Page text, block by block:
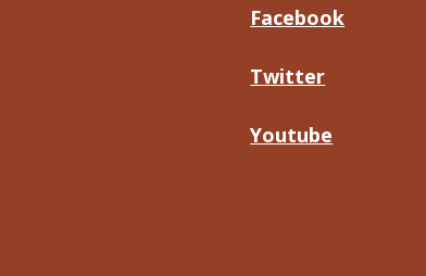
Facebook
Twitter
Youtube